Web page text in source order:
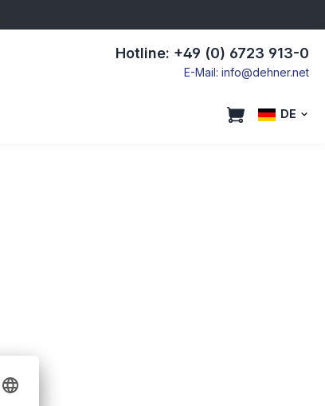
Hotline: +49 (0) 6723 913-0
E-Mail: info@dehner.net
DE